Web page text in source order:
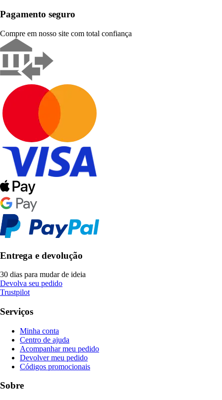
Pagamento seguro
Compre em nosso site com total confiança
Entrega e devolução
30 dias para mudar de ideia
Devolva seu pedido
Trustpilot
Serviços
Minha conta
Centro de ajuda
Acompanhar meu pedido
Devolver meu pedido
Códigos promocionais
Sobre